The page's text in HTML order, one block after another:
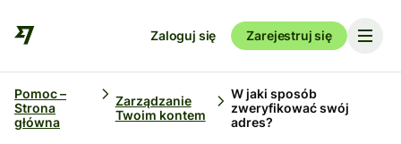
Zaloguj się Zarejestruj się
Pomoc –
Strona
główna
Zarządzanie
Twoim kontem
W jaki sposób
zweryfikować swój
adres?